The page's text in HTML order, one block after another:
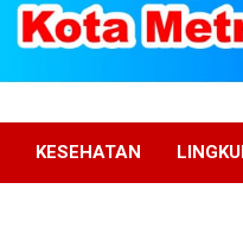
KESEHATAN